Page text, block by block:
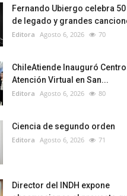
Fernando Ubiergo celebra
de legado y grandes
Editora Agosto 6, 2026 70
ChileAtiende Inauguró
Atención Virtual en San...
Editora Agosto 6, 2026 80
Ciencia de segundo orden
Editora Agosto 6, 2026 71
Director del INDH expone